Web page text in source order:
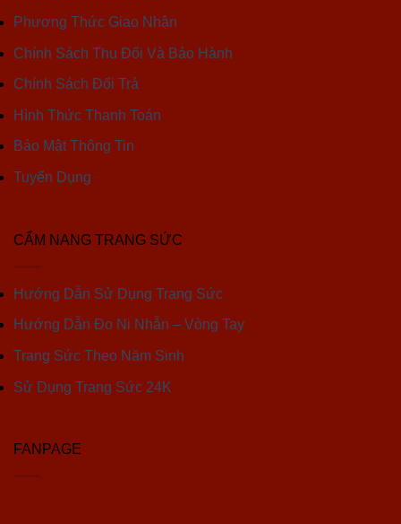
Phương Thức Giao Nhận
Chính Sách Thu Đổi Và Bảo Hành
Chính Sách Đổi Trả
Hình Thức Thanh Toán
Bảo Mật Thông Tin
Tuyển Dụng
CẨM NANG TRANG SỨC
Hướng Dẫn Sử Dụng Trang Sức
Hướng Dẫn Đo Ni Nhẫn – Vòng Tay
Trang Sức Theo Năm Sinh
Sử Dụng Trang Sức 24K
FANPAGE